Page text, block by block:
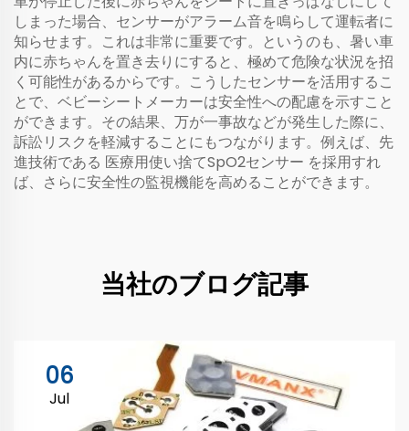
しまった場合、センサーがアラーム音を鳴らして運転者に
知らせます。これは非常に重要です。というのも、暑い車
内に赤ちゃんを置き去りにすると、極めて危険な状況を招
く可能性があるからです。こうしたセンサーを活用するこ
とで、ベビーシートメーカーは安全性への配慮を示すこと
ができます。その結果、万が一事故などが発生した際に、
訴訟リスクを軽減することにもつながります。例えば、先
進技術である 医療用使い捨てSpO2センサー を採用すれ
ば、さらに安全性の監視機能を高めることができます。
当社のブログ記事
06
Jul